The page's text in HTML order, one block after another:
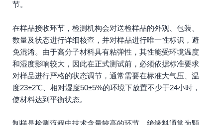
节。
在样品接收环节，检测机构会对送检样品的外观、包装、
数量及状态进行详细核查，并对样品进行唯一性标识，避
免混淆。由于高分子材料具有粘弹性，其性能受环境温度
和湿度影响较大，因此在正式测试前，必须依据标准要求
对样品进行严格的状态调节，通常需要在标准大气压、温
度23±2℃、相对湿度50±5%的环境下放置不少于24小时，
使材料达到平衡状态。
制样是检测流程中技术含量较高的环节。绝缘料通常为颗